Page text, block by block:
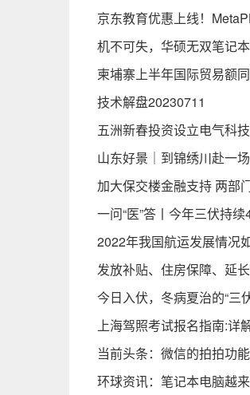
京东教育优惠上线！
机不可失，华硕无双笔记
柬埔寨上半年国际贸易额
技术解盘20230711
五洲新春投资设立电气科
山东好景｜到锦绣川赴一
加大保交楼金融支持 两部
一问“医”答丨今年三伏持
2022年我国航运发展情况
发放补贴、住房保障、延
今日入伏，冬病夏治的“三
上海驾照考试报名指南:详
当前头条：微信的拍拍功
环球资讯：笔记本电脑越